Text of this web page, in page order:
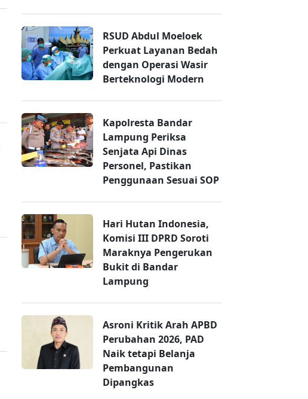
RSUD Abdul Moeloek
Perkuat Layanan Bedah
dengan Operasi Wasir
Berteknologi Modern
Kapolresta Bandar
Lampung Periksa
Senjata Api Dinas
Personel, Pastikan
Penggunaan Sesuai SOP
Hari Hutan Indonesia,
Komisi III DPRD Soroti
Maraknya Pengerukan
Bukit di Bandar
Lampung
Asroni Kritik Arah APBD
Perubahan 2026, PAD
Naik tetapi Belanja
Pembangunan
Dipangkas